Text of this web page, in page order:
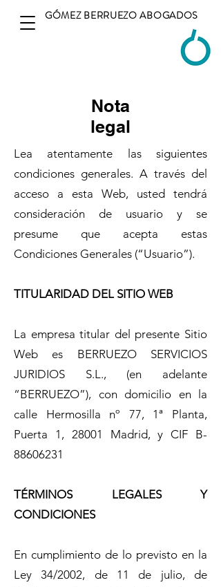
GÓMEZ BERRUEZO ABOGADOS
Nota
legal
Lea atentamente las siguientes
condiciones generales. A través del
acceso a esta Web, usted tendrá
consideración de usuario y se
presume que acepta estas
Condiciones Generales (“Usuario”).
TITULARIDAD DEL SITIO WEB
La empresa titular del presente Sitio
Web es BERRUEZO SERVICIOS
JURIDIOS S.L., (en adelante
“BERRUEZO”), con domicilio en la
calle Hermosilla nº 77, 1ª Planta,
Puerta 1, 28001 Madrid, y CIF B-
88606231
TÉRMINOS LEGALES Y
CONDICIONES
En cumplimiento de lo previsto en la
Ley 34/2002, de 11 de julio, de